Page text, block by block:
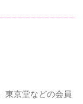
京堂などの会員